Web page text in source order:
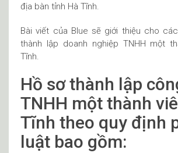
địa bàn tỉnh Hà Tĩnh.
Bài viết của Blue sẽ giới thiệu cho
thành lập doanh nghiệp TNHH một
Tĩnh.
Hồ sơ thành lập
TNHH một thành
Tĩnh theo quy định
luật bao gồm: